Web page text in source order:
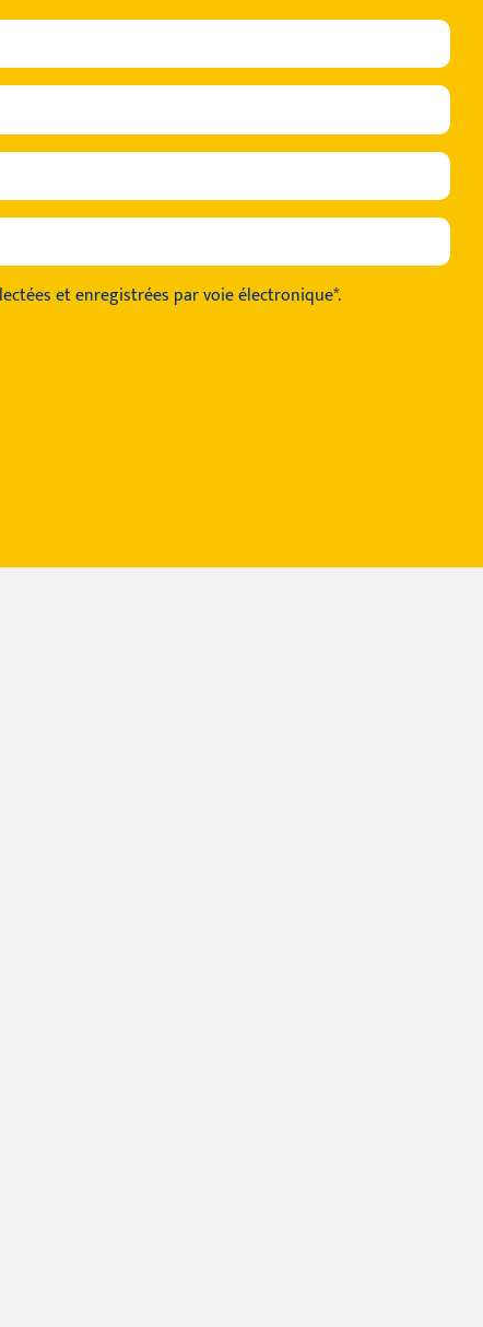
et enregistrées par voie électronique*.